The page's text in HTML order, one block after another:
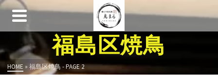
福島区焼鳥
HOME » 福島区焼鳥 - PAGE 2